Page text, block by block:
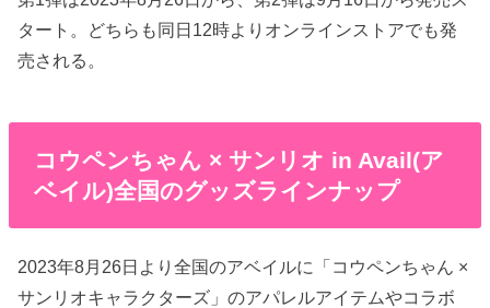
タート。どちらも同日12時よりオンラインストアでも発
売される。
コウペンちゃん × サンリオ in Avail(ア
ベイル)全国のグッズラインナップ
2023年8月26日より全国のアベイルに「コウペンちゃん ×
サンリオキャラクターズ」のアパレルアイテムやコラボ